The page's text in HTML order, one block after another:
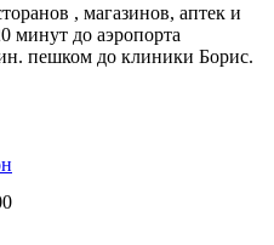
, магазинов, аптек и
минут до аэропорта
пешком до клиники Борис.